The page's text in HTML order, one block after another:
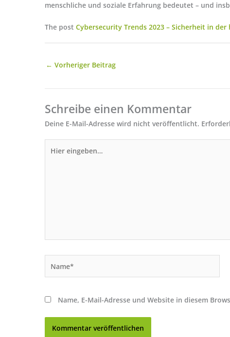
menschliche und soziale Erfahrung bedeutet – und
The post Cybersecurity Trends 2023 – Sicherheit in
← Vorheriger Beitrag
Schreibe einen Kommentar
Deine E-Mail-Adresse wird nicht veröffentlicht.
eingeben…
Name, E-Mail-Adresse und Website in diesem